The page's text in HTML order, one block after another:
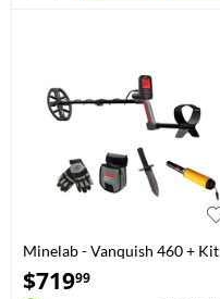
Minelab - Vanquish 460 + Kit
d'Aventure et Pro-Find 35
$71999